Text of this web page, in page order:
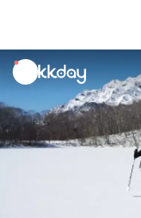
unread
notifications